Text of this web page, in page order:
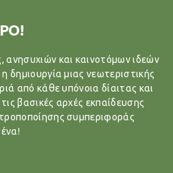
και καινοτόμων ιδεών
μιας νεωτεριστικής
από κάθε υπόνοια δίαιτας και
βασικές αρχές εκπαίδευσης
συμπεριφοράς